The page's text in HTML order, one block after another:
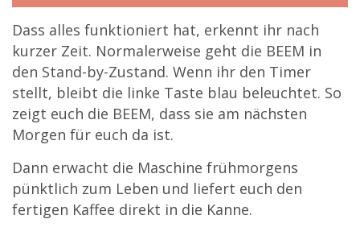
Dass alles funktioniert hat, erkennt ihr nach
kurzer Zeit. Normalerweise geht die BEEM in
den Stand-by-Zustand. Wenn ihr den Timer
stellt, bleibt die linke Taste blau beleuchtet. So
zeigt euch die BEEM, dass sie am nächsten
Morgen für euch da ist.
Dann erwacht die Maschine frühmorgens
pünktlich zum Leben und liefert euch den
fertigen Kaffee direkt in die Kanne.